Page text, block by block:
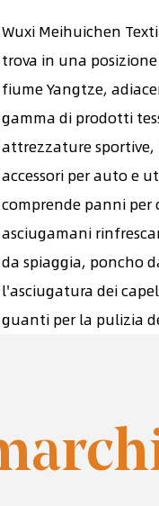
Wuxi Meihuichen
trova in una
fiume Yangtze,
gamma di prodotti
attrezzature
accessori per auto e
comprende panni per
asciugamani
da spiaggia, poncho
l'asciugatura dei
guanti per la pulizia